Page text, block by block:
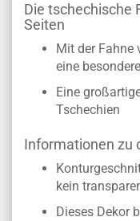
Die tschechische
Seiten
Mit der Fahne
eine
Eine
Tschechien
Informationen zu
kein
Dieses Dekor